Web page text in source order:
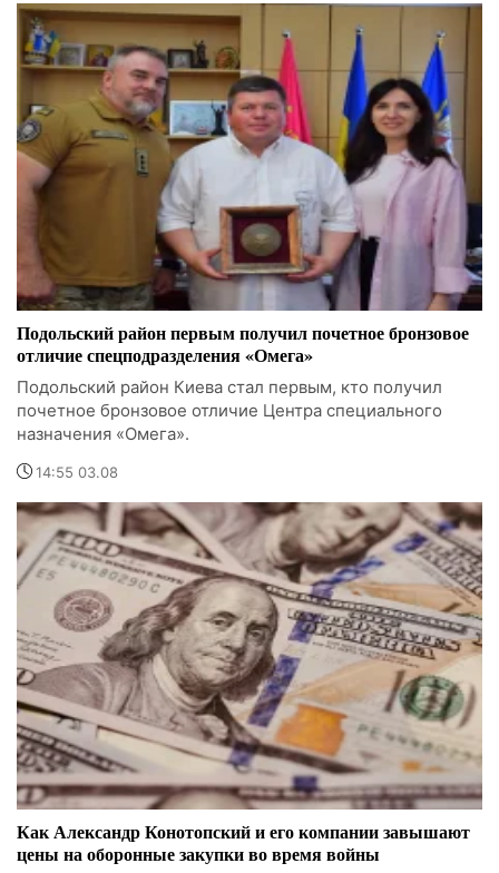
Подольский район первым получил почетное бронзовое
отличие спецподразделения «Омега»
Подольский район Киева стал первым, кто получил
почетное бронзовое отличие Центра специального
назначения «Омега».
14:55 03.08
Как Александр Конотопский и его компании завышают
цены на оборонные закупки во время войны